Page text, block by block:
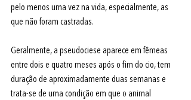
pelo menos uma vez na vida,especialmente, as
que não foram castradas.
Geralmente, a pseudociese aparece em fêmeas
entre dois e quatro meses após o fim do cio, tem
duração de aproximadamente duas semanas e
trata-se de uma condição em que o animal